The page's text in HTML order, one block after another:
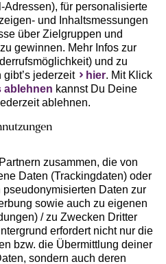
für personalisierte
und Inhaltsmessungen
über Zielgruppen und
gewinnen. Mehr Infos zur
und zu
jederzeit
hier. Mit Klick
ablehnen kannst Du Deine
ablehnen.
zusammen, die von
Daten (Trackingdaten) oder
Daten zur
sowie auch zu eigenen
/ zu Zwecken Dritter
erfordert nicht nur die
bzw. die Übermittlung deiner
sondern auch deren